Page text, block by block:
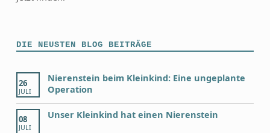
DIE NEUSTEN BLOG BEITRÄGE
26
JULI
Nierenstein beim Kleinkind: Eine ungeplante
Operation
08
JULI
Unser Kleinkind hat einen Nierenstein